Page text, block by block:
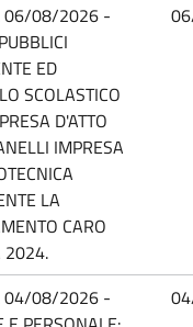
06/08/2026 -
ED
SCOLASTICO
D'ATTO
IMPRESA
LA
CARO
2024.
04/08/2026 -